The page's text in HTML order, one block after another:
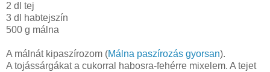
2 dl tej
3 dl habtejszín
500 g málna
A málnát kipaszírozom (Málna paszírozás gyorsan).
A tojássárgákat a cukorral habosra-fehérre mixelem. A tejet